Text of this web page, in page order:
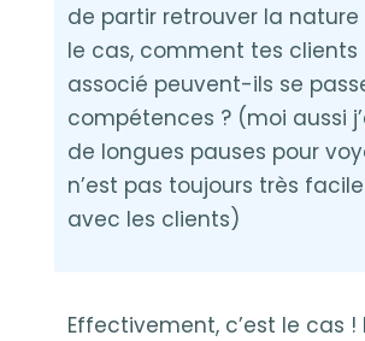
de partir retrouver la nature
le cas, comment tes clients
associé peuvent-ils se
compétences ? (moi aussi
de longues pauses pour
n’est pas toujours très
avec les clients)
Effectivement, c’est le cas !